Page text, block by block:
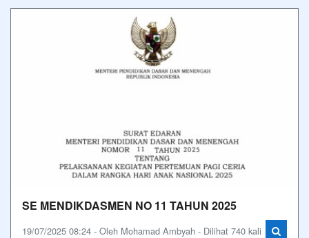
SE MENDIKDASMEN NO 11 TAHUN 2025
19/07/2025 08:24 - Oleh Mohamad Ambyah - Dilihat 740 kali